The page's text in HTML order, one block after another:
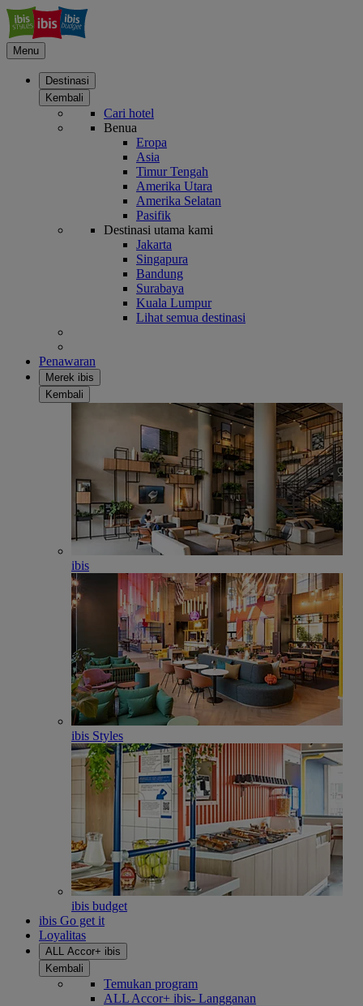
Menu
Destinasi
Kembali
Cari hotel
Benua
Eropa
Asia
Timur Tengah
Amerika Utara
Amerika Selatan
Pasifik
Destinasi utama kami
Jakarta
Singapura
Bandung
Surabaya
Kuala Lumpur
Lihat semua destinasi
Penawaran
Merek ibis
Kembali
ibis
ibis Styles
ibis budget
ibis Go get it
Loyalitas
ALL Accor+ ibis
Kembali
Temukan program
ALL Accor+ ibis- Langganan